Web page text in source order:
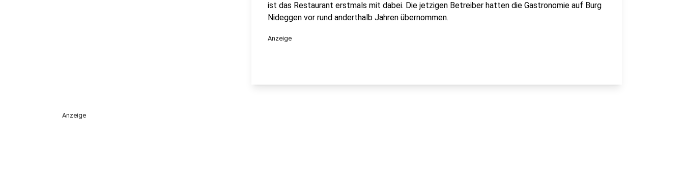
ist das Restaurant erstmals mit dabei. Die jetzigen Betreiber hatten die Gastronomie auf Burg
Nideggen vor rund anderthalb Jahren übernommen.
Anzeige
Anzeige